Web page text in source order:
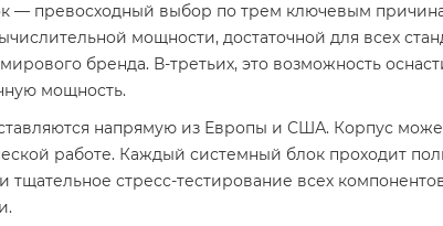
— превосходный выбор по трем ключевым
мощности, достаточной для всех
бренда. В-третьих, это возможность
мощность.
напрямую из Европы и США. Корпус
работе. Каждый системный блок проходит
тщательное стресс-тестирование всех